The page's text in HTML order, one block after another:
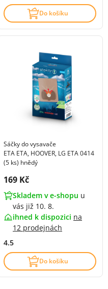
Do košíku
Sáčky do vysavače
ETA ETA, HOOVER, LG ETA 0414
(5 ks) hnědý
Cena s DPH:
169 Kč
Skladem v e-shopu u
vás již 10. 8.
ihned k dispozici na
12 prodejnách
4.5
Do košíku